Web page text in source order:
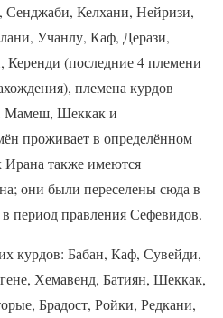
Сенджаби, Келхани, Нейризи,
Учанлу, Каф, Дерази,
(последние 4 племени
племена курдов
Мамеш, Шеккак и
проживает в определённом
Ирана также имеются
они были переселены сюда в
период правления Сефевидов.
курдов: Бабан, Каф, Сувейди,
Хемавенд, Батиян, Шеккак,
Брадост, Ройки, Редкани,